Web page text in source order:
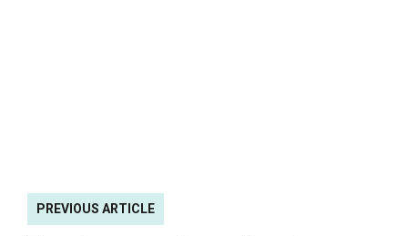
PREVIOUS ARTICLE